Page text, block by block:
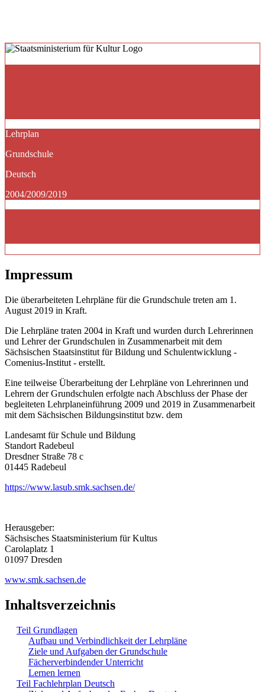
Lehrplan
Grundschule
Deutsch
2004/2009/2019
Impressum
Die überarbeiteten Lehrpläne für die Grundschule treten am 1.
August 2019 in Kraft.
Die Lehrpläne traten 2004 in Kraft und wurden durch Lehrerinnen
und Lehrer der Grundschulen in Zusammenarbeit mit dem
Sächsischen Staatsinstitut für Bildung und Schulentwicklung -
Comenius-Institut - erstellt.
Eine teilweise Überarbeitung der Lehrpläne von Lehrerinnen und
Lehrern der Grundschulen erfolgte nach Abschluss der Phase der
begleiteten Lehrplaneinführung 2009 und 2019 in Zusammenarbeit
mit dem Sächsischen Bildungsinstitut bzw. dem
Landesamt für Schule und Bildung
Standort Radebeul
Dresdner Straße 78 c
01445 Radebeul
https://www.lasub.smk.sachsen.de/
Herausgeber:
Sächsisches Staatsministerium für Kultus
Carolaplatz 1
01097 Dresden
www.smk.sachsen.de
Inhaltsverzeichnis
Teil Grundlagen
Aufbau und Verbindlichkeit der Lehrpläne
Ziele und Aufgaben der Grundschule
Fächerverbindender Unterricht
Lernen lernen
Teil Fachlehrplan Deutsch